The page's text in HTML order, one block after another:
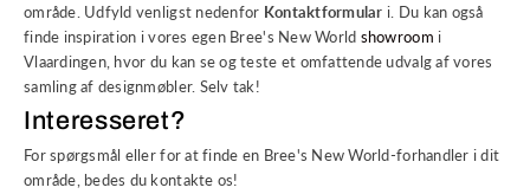
område. Udfyld venligst nedenfor Kontaktformular i. Du kan også
finde inspiration i vores egen Bree's New World showroom i
Vlaardingen, hvor du kan se og teste et omfattende udvalg af vores
samling af designmøbler. Selv tak!
Interesseret?
For spørgsmål eller for at finde en Bree's New World-forhandler i dit
område, bedes du kontakte os!